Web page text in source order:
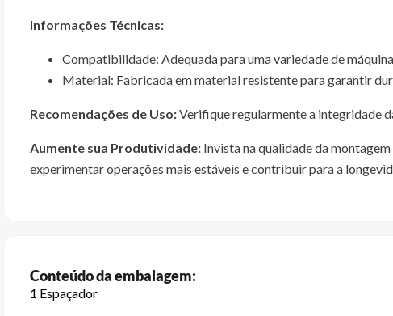
Informações Técnicas:
Compatibilidade: Adequada para uma variedade de
Material: Fabricada em material resistente para garantir
Recomendações de Uso:Verifique regularmente a integridade
Aumente sua Produtividade: Invista na qualidade da
experimentar operações mais estáveis e contribuir para a
Conteúdo da embalagem:
1 Espaçador